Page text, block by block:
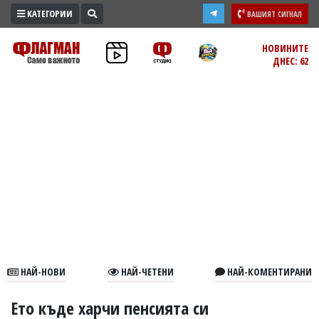
ПРОМО
ЗОНА
В
КАТЕГОРИИ ВАШИЯТ СИГНАЛ
НОВИНИТЕ
ДНЕС: 62
НАЙ-НОВИ НАЙ-ЧЕТЕНИ НАЙ-КОМЕНТИРАНИ
Ето къде харчи пенсията си